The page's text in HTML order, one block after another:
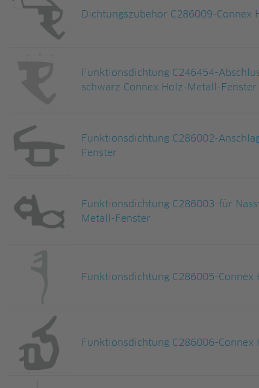
Dichtungszubehör C286009-Connex
Funktionsdichtung C246454-
schwarz Connex Holz-Metall-Fenster
Funktionsdichtung C286002-
Fenster
Funktionsdichtung C286003-für
Metall-Fenster
Funktionsdichtung C286005-
Funktionsdichtung C286006-